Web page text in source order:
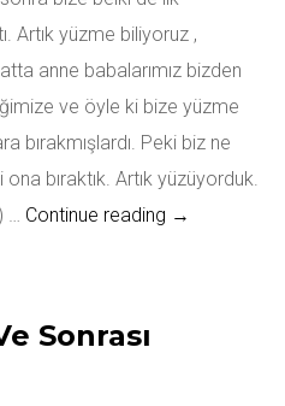
Artık yüzme biliyoruz ,
anne babalarımız bizden
ve öyle ki bize yüzme
bırakmışlardı. Peki biz ne
bıraktık. Artık yüzüyorduk.
… Continue reading Kolluk İle
→
Sonrası